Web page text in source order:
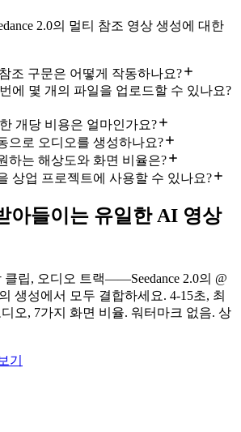
2.0의 멀티 참조 영상 생성에 대한
참조 구문은 어떻게 작동하나요?
번에 몇 개의 파일을 업로드할 수 있나요?
한 개당 비용은 얼마인가요?
으로 오디오를 생성하나요?
하는 해상도와 화면 비율은?
상업 프로젝트에 사용할 수 있나요?
아들이는 유일한 AI 영상
클립, 오디오 트랙——Seedance 2.0의 @
생성에서 모두 결합하세요. 4-15초, 최
오, 7가지 화면 비율. 워터마크 없음. 상
기